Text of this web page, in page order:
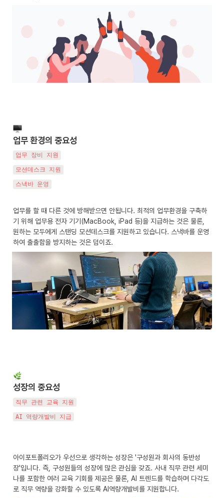
업무 환경의 중요성
업무 장비 지원
모션데스크 지원
스낵바 운영
업무를 할 때 다른 것에 방해받으면 안됩니다. 최적의 업무환경을 구축하
기 위해 업무용 전자 기기(MacBook, iPad 등)을 지급하는 것은 물론,
원하는 모두에게 스탠딩 모션데스크를 지원하고 있습니다. 스낵바를 운영
하여 출출함을 방지하는 것은 덤이죠.
성장의 중요성
직무 관련 교육 지원
AI 역량개발비 지급
아이포트폴리오가 우선으로 생각하는 성장은 '구성원과 회사의 동반성
장'입니다. 즉, 구성원들의 성장에 많은 관심을 갖죠. 사내 직무 관련 세미
나를 포함한 여러 교육 기회를 제공은 물론, AI 트렌드를 학습하며 다각도
로 직무 역량을 강화할 수 있도록 AI역량개발비를 지원합니다.